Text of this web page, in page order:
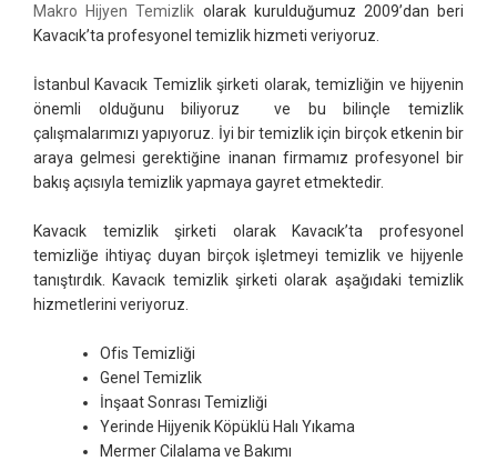
Makro Hijyen Temizlik olarak kurulduğumuz 2009’dan beri
Kavacık’ta profesyonel temizlik hizmeti veriyoruz.
İstanbul Kavacık Temizlik şirketi olarak, temizliğin ve hijyenin
önemli olduğunu biliyoruz ve bu bilinçle temizlik
çalışmalarımızı yapıyoruz. İyi bir temizlik için birçok etkenin bir
araya gelmesi gerektiğine inanan firmamız profesyonel bir
bakış açısıyla temizlik yapmaya gayret etmektedir.
Kavacık temizlik şirketi olarak Kavacık’ta profesyonel
temizliğe ihtiyaç duyan birçok işletmeyi temizlik ve hijyenle
tanıştırdık. Kavacık temizlik şirketi olarak aşağıdaki temizlik
hizmetlerini veriyoruz.
Ofis Temizliği
Genel Temizlik
İnşaat Sonrası Temizliği
Yerinde Hijyenik Köpüklü Halı Yıkama
Mermer Cilalama ve Bakımı